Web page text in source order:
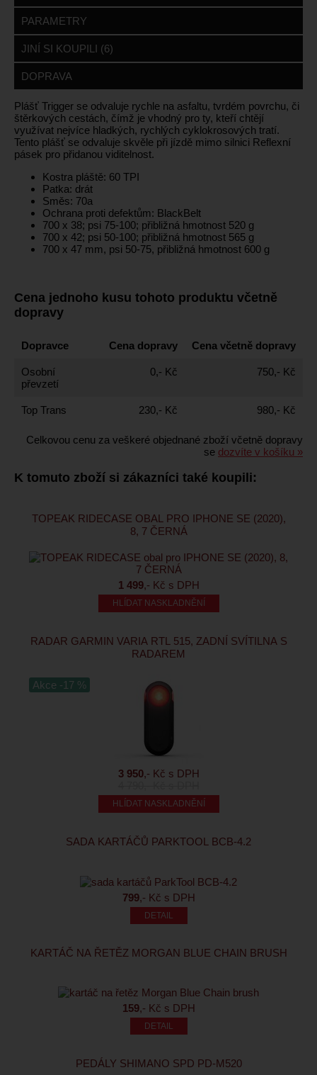
PARAMETRY
JINÍ SI KOUPILI (6)
DOPRAVA
Plášť Trigger se odvaluje rychle na asfaltu, tvrdém povrchu, či
štěrkových cestách, čímž je vhodný pro ty, kteří chtějí
využívat nejvíce hladkých, rychlých cyklokrosových tratí.
Tento plášť se odvaluje skvěle při jízdě mimo silnici Reflexní
pásek pro přidanou viditelnost.
Kostra pláště: 60 TPI
Patka: drát
Směs: 70a
Ochrana proti defektům: BlackBelt
700 x 38; psi 75-100; přibližná hmotnost 520 g
700 x 42; psi 50-100; přibližná hmotnost 565 g
700 x 47 mm, psi 50-75, přibližná hmotnost 600 g
Cena jednoho kusu tohoto produktu včetně
dopravy
Dopravce Cena dopravy Cena včetně dopravy
Osobní
převzetí
0,- Kč 750,- Kč
Top Trans 230,- Kč 980,- Kč
Celkovou cenu za veškeré objednané zboží včetně dopravy
se dozvíte v košíku »
K tomuto zboží si zákazníci také koupili:
TOPEAK RIDECASE OBAL PRO IPHONE SE (2020),
8, 7 ČERNÁ
1 499,- Kč s DPH
HLÍDAT NASKLADNĚNÍ
RADAR GARMIN VARIA RTL 515, ZADNÍ SVÍTILNA S
RADAREM
Akce -17 %
3 950,- Kč s DPH
HLÍDAT NASKLADNĚNÍ
SADA KARTÁČŮ PARKTOOL BCB-4.2
799,- Kč s DPH
KARTÁČ NA ŘETĚZ MORGAN BLUE CHAIN BRUSH
159,- Kč s DPH
PEDÁLY SHIMANO SPD PD-M520